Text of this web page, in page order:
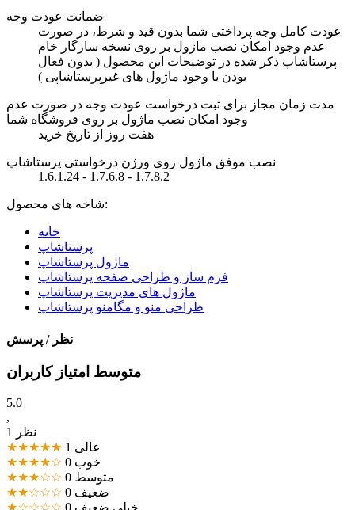
ضمانت عودت وجه
عودت کامل وجه پرداختی شما بدون قید و شرط، در صورت
عدم وجود امکان نصب ماژول بر روی نسخه سازگار خام
پرستاشاپ ذکر شده در توضیحات این محصول ( بدون فعال
بودن یا وجود ماژول های غیرپرستاشاپی )
مدت زمان مجاز برای ثبت درخواست عودت وجه در صورت عدم
وجود امکان نصب ماژول بر روی فروشگاه شما
هفت روز از تاریخ خرید
نصب موفق ماژول روی ورژن درخواستی پرستاشاپ
1.6.1.24 - 1.7.6.8 - 1.7.8.2
شاخه های محصول:
خانه
پرستاشاپ
ماژول پرستاشاپ
فرم ساز و طراحی صفحه پرستاشاپ
ماژول های مدیریت پرستاشاپ
طراحی منو و مگامنو پرستاشاپ
نظر / پرسش
متوسط امتیاز کاربران
5.0
,
1 نظر
★★★★★
عالی 1
★★★★☆
خوب 0
★★★☆☆
متوسط 0
★★☆☆☆
ضعیف 0
★☆☆☆☆
خیلی ضعیف 0